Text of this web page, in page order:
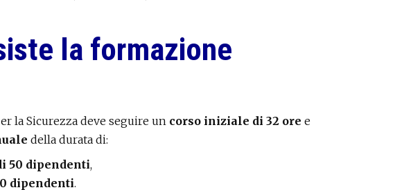
la formazione
la Sicurezza deve seguire un corso iniziale di 32 ore e
della durata di:
50 dipendenti,
dipendenti.